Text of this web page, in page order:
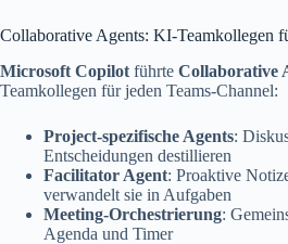
Collaborative Agents: KI-Teamkollegen
Microsoft Copilot führte Collaborative
Teamkollegen für jeden Teams-Channel:
Project-spezifische Agents:
Entscheidungen destillieren
Facilitator Agent: Proaktive
verwandelt sie in Aufgaben
Meeting-Orchestrierung:
Agenda und Timer